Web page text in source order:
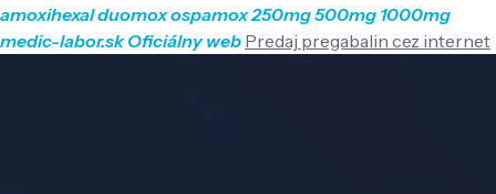
amoxihexal duomox ospamox 250mg 500mg 1000mg
medic-labor.sk Oficiálny web Predaj pregabalin cez internet